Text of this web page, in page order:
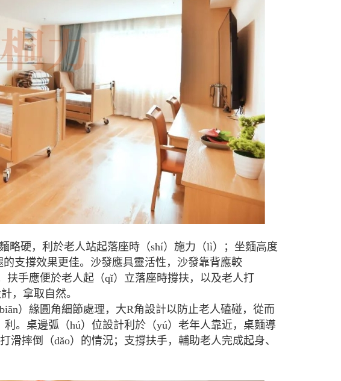
略硬，利於老人站起落座時（shí）施力（lì）；坐麵高度
支撐效果更佳。沙發應具靈活性，沙發靠背應較
扶手應便於老人起（qǐ）立落座時撐扶，以及老人打
，拿取自然。
）緣圓角細節處理，大R角設計以防止老人磕碰，從而
。桌邊弧（hú）位設計利於（yú）老年人靠近，桌麵導
摔倒（dǎo）的情況；支撐扶手，輔助老人完成起身、